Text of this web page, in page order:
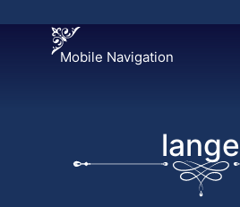
Mobile Navigation
lange